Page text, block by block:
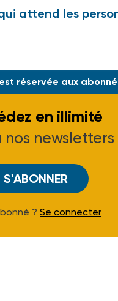
attend les
réservée aux
en illimité
nos
S'ABONNER
? Se connecter